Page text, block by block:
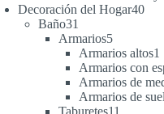
Decoración del Hogar4040
Baño31
productos
Armarios55
productos
Armarios altos1
Armarios con
Armarios de
Armarios de
Taburetes11